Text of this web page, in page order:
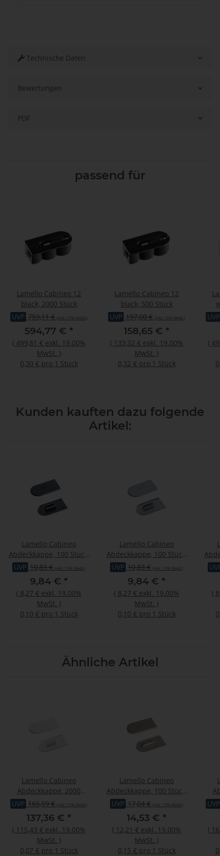
Technische Daten
Bewertungen
PDF
passend für
Lamello Cabineo 12
black, 2000 Stück
UVP 759,11 € (inkl. 19% MwSt.)
594,77 € *
( 499,81 € exkl. 19.00%
MwSt. )
0,30 € pro 1 Stück
Lamello Cabineo 12
black, 500 Stück
UVP 197,00 € (inkl. 19% MwSt.)
158,65 € *
( 133,32 € exkl. 19.00%
MwSt. )
0,32 € pro 1 Stück
UVP
(
Kunden kauften dazu folgende
Artikel:
Lamello Cabineo
Abdeckkappe, 100 Stück,
RAL 9005 tiefschwarz
UVP 10,83 € (inkl. 19% MwSt.)
9,84 € *
( 8,27 € exkl. 19.00%
MwSt. )
0,10 € pro 1 Stück
Lamello Cabineo
Abdeckkappe, 100 Stück,
RAL 7040 fenstergrau
UVP 10,83 € (inkl. 19% MwSt.)
9,84 € *
( 8,27 € exkl. 19.00%
MwSt. )
0,10 € pro 1 Stück
(
Ähnliche Artikel
Lamello Cabineo
Abdeckkappe, 2000
Stück, RAL 9018
UVP 165,59 € (inkl. 19% MwSt.)
137,36 € *
( 115,43 € exkl. 19.00%
MwSt. )
0,07 € pro 1 Stück
Lamello Cabineo
Abdeckkappe, 100 Stück,
Metalloptik Nickel
UVP 17,04 € (inkl. 19% MwSt.)
14,53 € *
( 12,21 € exkl. 19.00%
MwSt. )
0,15 € pro 1 Stück
UVP
(